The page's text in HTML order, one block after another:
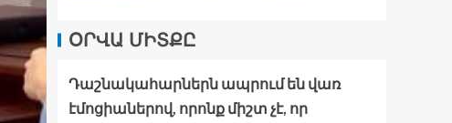
ՕՐՎԱ ՄԻՏՔԸ
Դաշնակահարներն ապրում են վառ
էմոցիաներով, որոնք միշտ չէ, որ